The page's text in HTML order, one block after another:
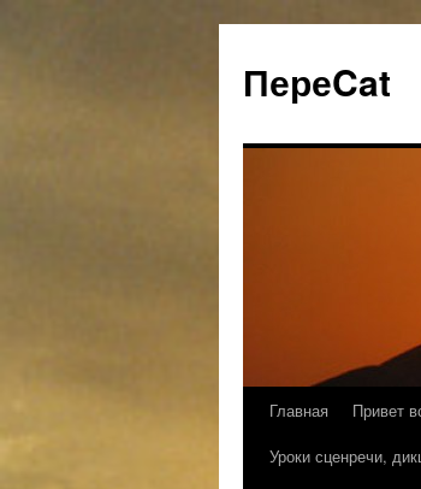
ПереCat
Главная Привет
Уроки сценречи,